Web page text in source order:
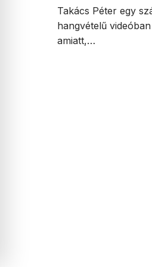
Takács Péter egy
hangvételű
amiatt,…